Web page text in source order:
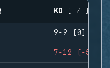
KD (+/-)
9-9 (0)
7-12 (-5)